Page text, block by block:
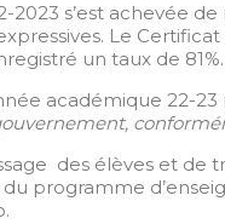
2023 s’est achevée
Le
un taux de
académique 22-
des élèves et de
programme